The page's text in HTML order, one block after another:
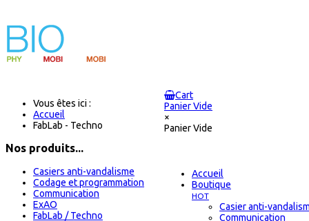
Cart
Panier Vide
×
Panier Vide
Accueil
Boutique
HOT
Casier anti-
Communication
Vous êtes ici :
Accueil
FabLab - Techno
Nos produits...
Casiers anti-vandalisme
Codage et programmation
Communication
ExAO
FabLab / Techno